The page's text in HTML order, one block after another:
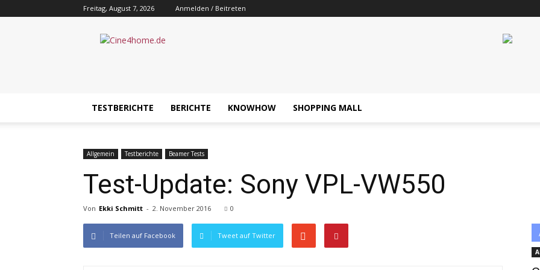
Freitag, August 7, 2026 Anmelden / Beitreten
Cine4home.de
TESTBERICHTE BERICHTE KNOWHOW SHOPPING MALL
Allgemein Testberichte Beamer Tests
Test-Update: Sony VPL-VW550
Von Ekki Schmitt - 2. November 2016 0
Teilen auf Facebook Tweet auf Twitter